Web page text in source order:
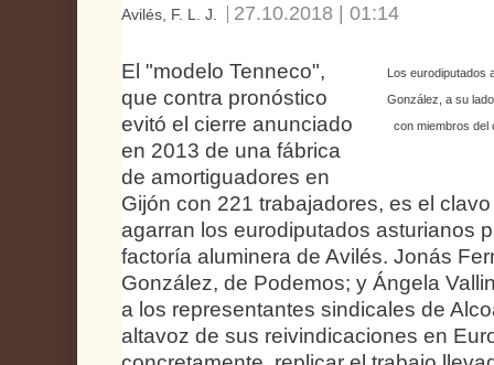
Avilés, F. L. J. 27.10.2018 | 01:14
Los eurodiputados
González, a su
con miembros del
El "modelo Tenneco",
que contra pronóstico
evitó el cierre anunciado
en 2013 de una fábrica
de amortiguadores en
Gijón con 221 trabajadores, es el
agarran los eurodiputados asturianos
factoría aluminera de Avilés. Jonás
González, de Podemos; y Ángela
a los representantes sindicales de
altavoz de sus reivindicaciones en